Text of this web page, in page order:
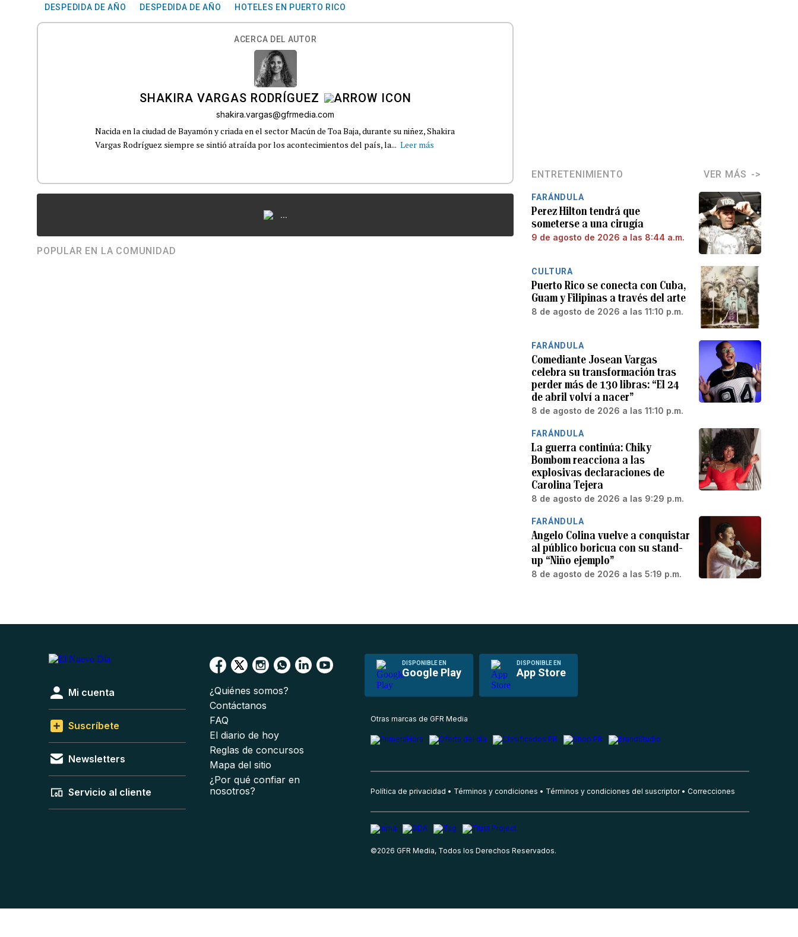
DESPEDIDA DE AÑO DESPEDIDA DE AÑO HOTELES EN PUERTO RICO
ACERCA DEL AUTOR
SHAKIRA VARGAS RODRÍGUEZ
shakira.vargas@gfrmedia.com
Nacida en la ciudad de Bayamón y criada en el sector Macún de Toa Baja, durante su niñez, Shakira
Vargas Rodríguez siempre se sintió atraída por los acontecimientos del país, la... Leer más
...
POPULAR EN LA COMUNIDAD
ENTRETENIMIENTO VER MÁS
FARÁNDULA
Perez Hilton tendrá que
someterse a una cirugía
9 de agosto de 2026 a las 8:44 a.m.
CULTURA
Puerto Rico se conecta con Cuba,
Guam y Filipinas a través del arte
8 de agosto de 2026 a las 11:10 p.m.
FARÁNDULA
Comediante Josean Vargas
celebra su transformación tras
perder más de 130 libras: “El 24
de abril volví a nacer”
8 de agosto de 2026 a las 11:10 p.m.
FARÁNDULA
La guerra continúa: Chiky
Bombom reacciona a las
explosivas declaraciones de
Carolina Tejera
8 de agosto de 2026 a las 9:29 p.m.
FARÁNDULA
Angelo Colina vuelve a conquistar
al público boricua con su stand-
up “Niño ejemplo”
8 de agosto de 2026 a las 5:19 p.m.
DISPONIBLE EN
Google Play
DISPONIBLE EN
App Store
Mi cuenta
Suscríbete
Newsletters
Servicio al cliente
¿Quiénes somos?
Contáctanos
FAQ
El diario de hoy
Reglas de concursos
Mapa del sitio
¿Por qué confiar en
nosotros?
Otras marcas de GFR Media
Política de privacidad Términos y condiciones Términos y condiciones del suscriptor Correcciones
©2026 GFR Media, Todos los Derechos Reservados.